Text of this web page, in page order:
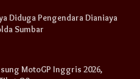
Diduga Pengendara Dianiaya
Sumbar
MotoGP Inggris 2026,